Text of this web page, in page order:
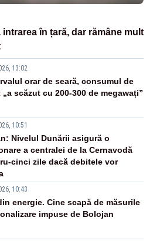
în țară, dar rămâne mult
13:02
orar de seară, consumul de
scăzut cu 200-300 de megawați”
10:51
Nivelul Dunării asigură o
a centralei de la Cernavodă
cinci zile dacă debitele vor
10:43
energie. Cine scapă de măsurile
impuse de Bolojan